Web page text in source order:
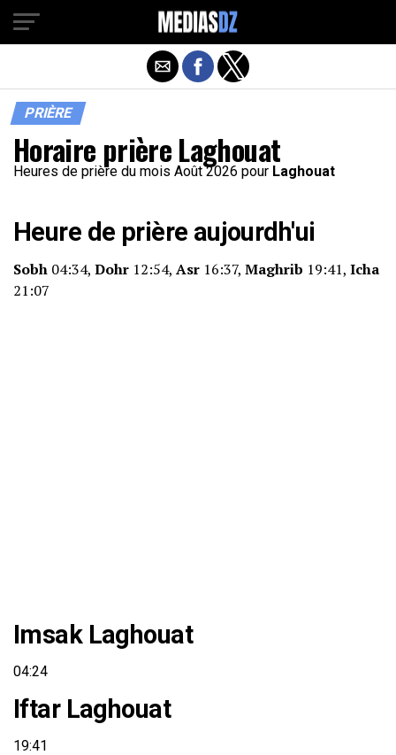
PRIÈRE
Horaire prière Laghouat
Heures de prière du mois Août 2026 pour Laghouat
Heure de prière aujourdh'ui
Sobh 04:34, Dohr 12:54, Asr 16:37, Maghrib 19:41, Icha
21:07
Imsak Laghouat
04:24
Iftar Laghouat
19:41